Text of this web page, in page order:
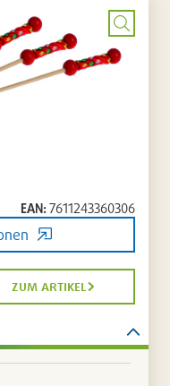
/
Bild
EAN:7611243360306
zum artikel